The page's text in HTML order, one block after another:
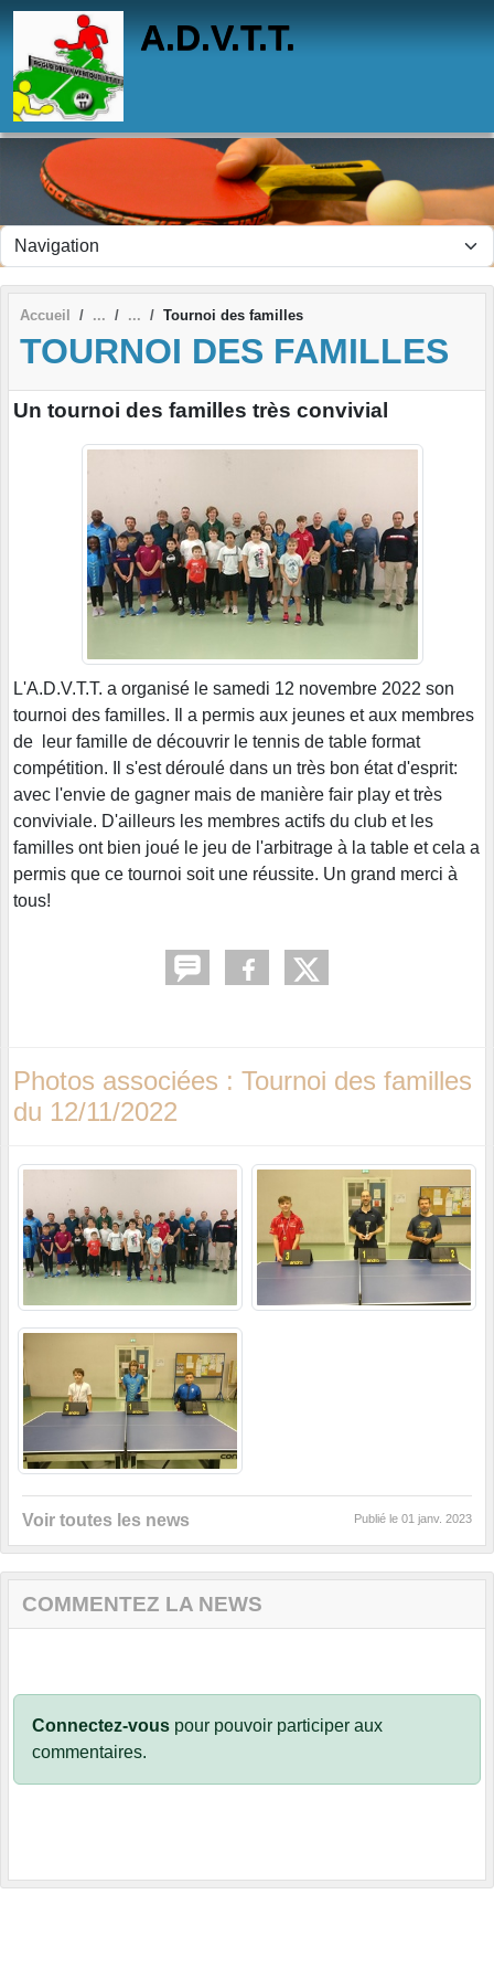
A.D.V.T.T.
Accueil Tournoi des familles
TOURNOI DES FAMILLES
Un tournoi des familles très convivial
L'A.D.V.T.T. a organisé le samedi 12 novembre 2022 son
tournoi des familles. Il a permis aux jeunes et aux membres
de leur famille de découvrir le tennis de table format
compétition. Il s'est déroulé dans un très bon état d'esprit:
avec l'envie de gagner mais de manière fair play et très
conviviale. D'ailleurs les membres actifs du club et les
familles ont bien joué le jeu de l'arbitrage à la table et cela a
permis que ce tournoi soit une réussite. Un grand merci à
tous!
Photos associées : Tournoi des familles
du 12/11/2022
Voir toutes les news Publié le 01 janv. 2023
COMMENTEZ LA NEWS
Connectez-vous pour pouvoir participer aux
commentaires.
Panneau de gestion des cookies